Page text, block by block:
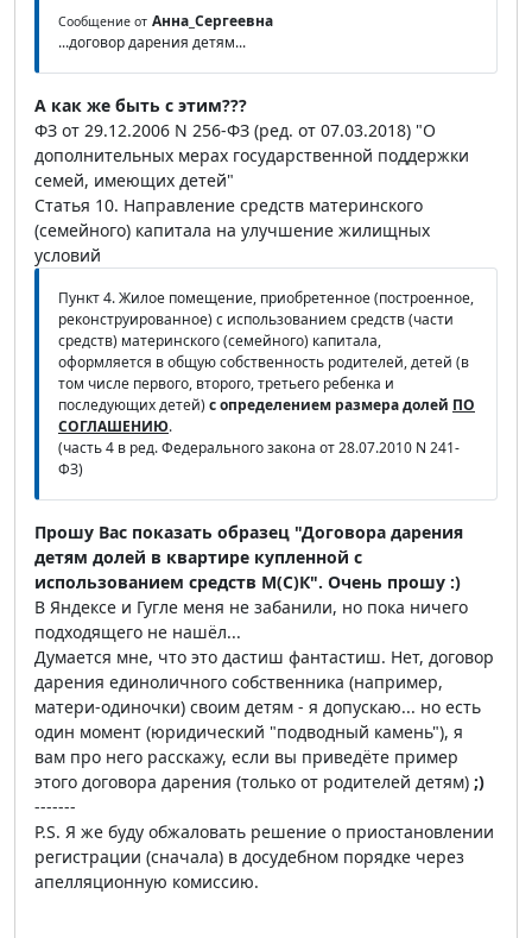
Сообщение от Анна_Сергеевна
...договор дарения детям...
А как же быть с этим???
ФЗ от 29.12.2006 N 256-ФЗ (ред. от 07.03.2018) "О
дополнительных мерах государственной поддержки
семей, имеющих детей"
Статья 10. Направление средств материнского
(семейного) капитала на улучшение жилищных
условий
Пункт 4. Жилое помещение, приобретенное (построенное,
реконструированное) с использованием средств (части
средств) материнского (семейного) капитала,
оформляется в общую собственность родителей, детей (в
том числе первого, второго, третьего ребенка и
последующих детей) с определением размера долей ПО
СОГЛАШЕНИЮ.
(часть 4 в ред. Федерального закона от 28.07.2010 N 241-
ФЗ)
Прошу Вас показать образец "Договора дарения
детям долей в квартире купленной с
использованием средств М(С)К". Очень прошу :)
В Яндексе и Гугле меня не забанили, но пока ничего
подходящего не нашёл...
Думается мне, что это дастиш фантастиш. Нет, договор
дарения единоличного собственника (например,
матери-одиночки) своим детям - я допускаю... но есть
один момент (юридический "подводный камень"), я
вам про него расскажу, если вы приведёте пример
этого договора дарения (только от родителей детям) ;)
-------
P.S. Я же буду обжаловать решение о приостановлении
регистрации (сначала) в досудебном порядке через
апелляционную комиссию.